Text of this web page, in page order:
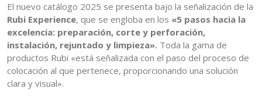
El nuevo catálogo 2025 se presenta bajo la señalización de la
Rubi Experience, que se engloba en los «5 pasos hacia la
excelencia: preparación, corte y perforación,
instalación, rejuntado y limpieza». Toda la gama de
productos Rubi «está señalizada con el paso del proceso de
colocación al que pertenece, proporcionando una solución
clara y visual».